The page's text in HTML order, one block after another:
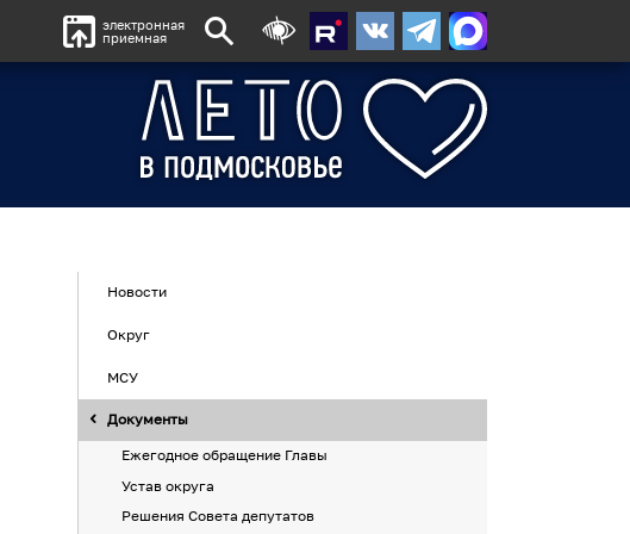
электронная
приемная
Новости
Округ
МСУ
Документы
Ежегодное обращение Главы
Устав округа
Решения Совета депутатов